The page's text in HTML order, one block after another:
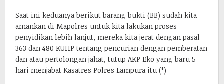
Saat ini keduanya berikut barang bukti (BB) sudah kita
amankan di Mapolres untuk kita lakukan proses
penyidikan lebih lanjut, mereka kita jerat dengan pasal
363 dan 480 KUHP tentang pencurian dengan pemberatan
dan atau pertolongan jahat, tutup AKP Eko yang baru 5
hari menjabat Kasatres Polres Lampura itu (*)